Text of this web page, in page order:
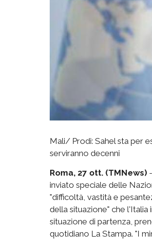
Mali/ Prodi: Sahel sta per
serviranno decenni
Roma, 27 ott. (TMNews)
inviato speciale delle
"difficoltà, vastità e
della situazione" che
situazione di partenza,
quotidiano La Stampa. "I